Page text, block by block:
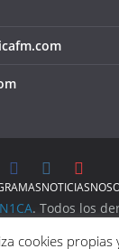
NOTICIAS
. Todos los
cookies propias